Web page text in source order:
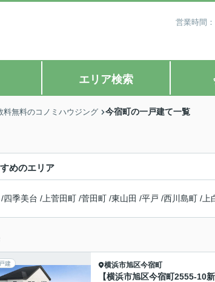
営業時間
エリア検索
料無料のコノミハウジング 今宿町の一戸建て一覧
めのエリア
/四季美台 / 上菅田町 /菅田町 /東山田 /平戸 /西川島町 / 上
建 横浜市旭区今宿町
【横浜市旭区今宿町2555-10